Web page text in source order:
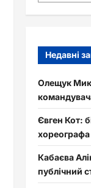
Недавні
Олещук
Євген Кот:
хореографа
Кабаєва
публічний